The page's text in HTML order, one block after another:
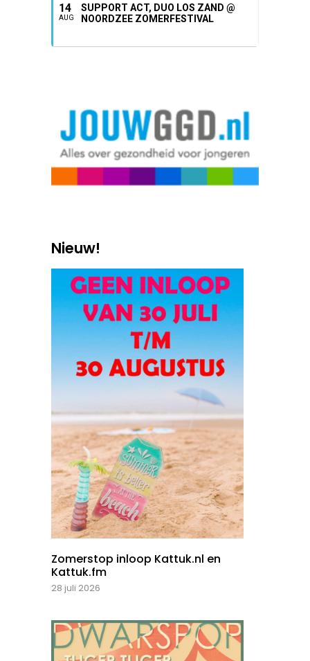
14
AUG
SUPPORT ACT, DUO LOS ZAND @
NOORDZEE ZOMERFESTIVAL
Nieuw!
Zomerstop inloop Kattuk.nl en
Kattuk.fm
28 juli 2026